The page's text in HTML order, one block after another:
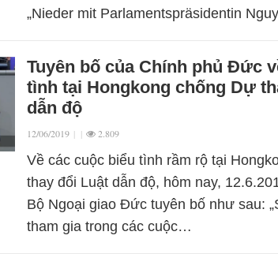
„Nieder mit Parlamentspräsidentin
Tuyên bố của Chính phủ Đức
tình tại Hongkong chống Dự
dẫn độ
12/06/2019 | | 2.809
Về các cuộc biểu tình rầm rộ tại
thay đổi Luật dẫn độ, hôm nay,
Bộ Ngoại giao Đức tuyên bố như sau:
tham gia trong các cuộc…